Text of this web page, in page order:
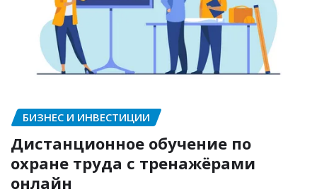
БИЗНЕС И ИНВЕСТИЦИИ
Дистанционное обучение по
охране труда с тренажёрами
онлайн